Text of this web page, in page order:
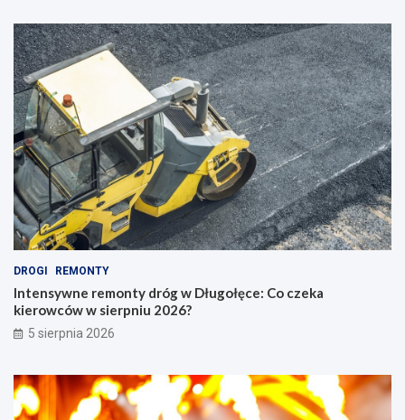
DROGI REMONTY
Intensywne remonty dróg w Długołęce: Co czeka
kierowców w sierpniu 2026?
5 sierpnia 2026